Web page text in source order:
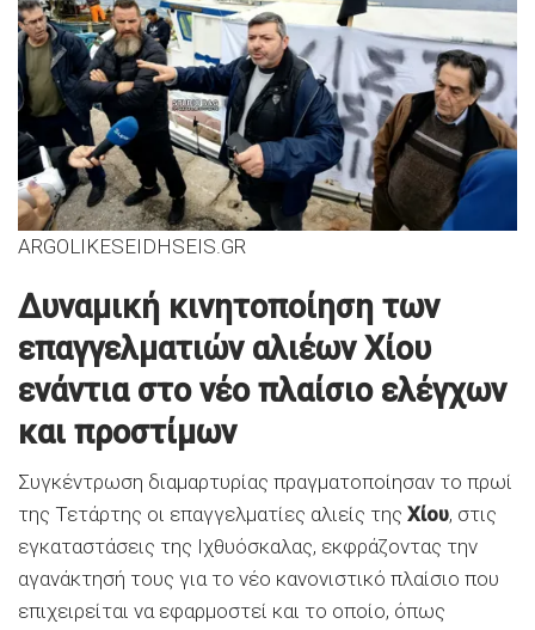
ARGOLIKESEIDHSEIS.GR
Δυναμική κινητοποίηση των
επαγγελματιών αλιέων Χίου
ενάντια στο νέο πλαίσιο ελέγχων
και προστίμων
Συγκέντρωση διαμαρτυρίας πραγματοποίησαν το πρωί
της Τετάρτης οι επαγγελματίες αλιείς της Χίου, στις
εγκαταστάσεις της Ιχθυόσκαλας, εκφράζοντας την
αγανάκτησή τους για το νέο κανονιστικό πλαίσιο που
επιχειρείται να εφαρμοστεί και το οποίο, όπως